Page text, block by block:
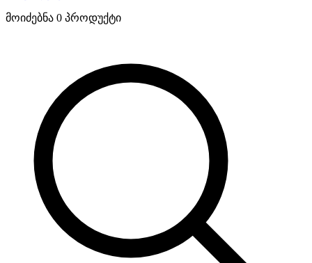
მოიძებნა 0 პროდუქტი